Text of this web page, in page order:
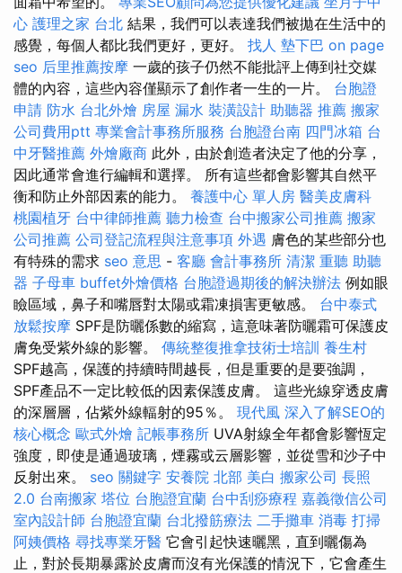
心 護理之家 台北 結果，我們可以表達我們被拋在生活中的
感覺，每個人都比我們更好，更好。 找人 墊下巴 on page
seo 后里推薦按摩 一歲的孩子仍然不能批評上傳到社交媒
體的內容，這些內容僅顯示了創作者一生的一片。 台胞證
申請 防水 台北外燴 房屋 漏水 裝潢設計 助聽器 推薦 搬家
公司費用ptt 專業會計事務所服務 台胞證台南 四門冰箱 台
中牙醫推薦 外燴廠商 此外，由於創造者決定了他的分享，
因此通常會進行編輯和選擇。 所有這些都會影響其自然平
衡和防止外部因素的能力。 養護中心 單人房 醫美皮膚科
桃園植牙 台中律師推薦 聽力檢查 台中搬家公司推薦 搬家
公司推薦 公司登記流程與注意事項 外遇 膚色的某些部分也
有特殊的需求 seo 意思 - 客廳 會計事務所 清潔 重聽 助聽
器 子母車 buffet外燴價格 台胞證過期後的解決辦法 例如眼
瞼區域，鼻子和嘴唇對太陽或霜凍損害更敏感。 台中泰式
放鬆按摩 SPF是防曬係數的縮寫，這意味著防曬霜可保護皮
膚免受紫外線的影響。 傳統整復推拿技術士培訓 養生村
SPF越高，保護的持續時間越長，但是重要的是要強調，
SPF產品不一定比較低的因素保護皮膚。 這些光線穿透皮膚
的深層層，佔紫外線輻射的95％。 現代風 深入了解SEO的
核心概念 歐式外燴 記帳事務所 UVA射線全年都會影響恆定
強度，即使是通過玻璃，煙霧或云層影響，並從雪和沙子中
反射出來。 seo 關鍵字 安養院 北部 美白 搬家公司 長照
2.0 台南搬家 塔位 台胞證宜蘭 台中刮痧療程 嘉義徵信公司
室內設計師 台胞證宜蘭 台北撥筋療法 二手攤車 消毒 打掃
阿姨價格 尋找專業牙醫 它會引起快速曬黑，直到曬傷為
止，對於長期暴露於皮膚而沒有光保護的情況下，它會產生